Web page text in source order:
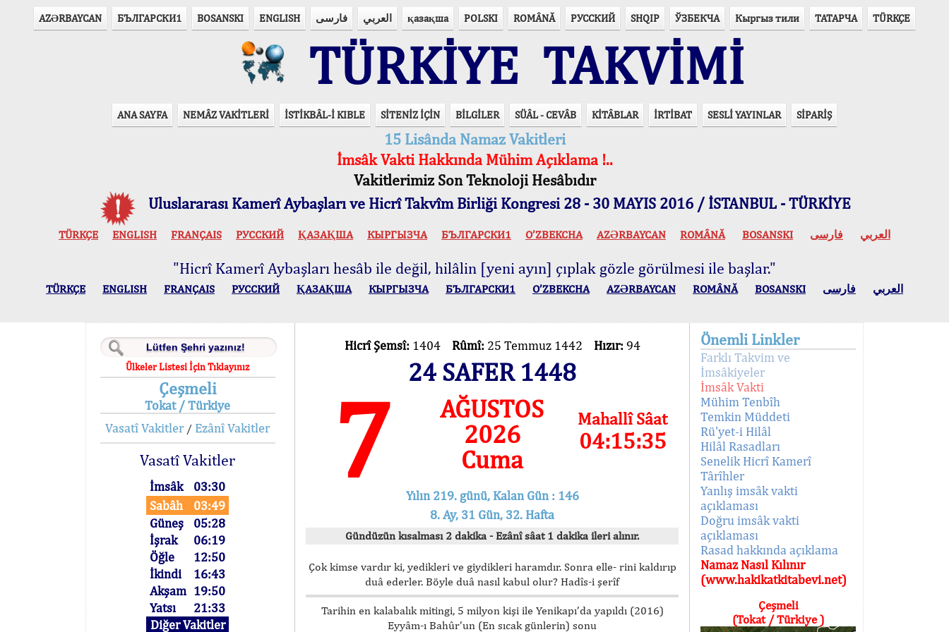
AZӘRBAYCAN БЪЛГАРСКИ1 BOSANSKI ENGLISH فارسی العربي қазақша POLSKI ROMÂNĂ РУССКИЙ SHQIP ЎЗБЕКЧА Кыргыз тили ТАТАРЧА TÜRKÇE
TÜRKİYE TAKVİMİ
ANA SAYFA NEMÂZ VAKİTLERİ İSTİKBÂL-İ KIBLE SİTENİZ İÇİN BİLGİLER SÜÂL - CEVÂB KİTÂBLAR İRTİBAT SESLİ YAYINLAR SİPARİŞ
15 Lisânda Namaz Vakitleri
İmsâk Vakti Hakkında Mühim Açıklama !..
Vakitlerimiz Son Teknoloji Hesâbıdır
Uluslararası Kamerî Aybaşları ve Hicrî Takvîm Birliği Kongresi 28 - 30 MAYIS 2016 / İSTANBUL - TÜRKİYE
TÜRKÇE ENGLISH FRANÇAIS РУССКИЙ ҚАЗАҚША КЫPГЫЗЧA БЪЛГАРСКИ1 O’ZBEKCHA AZӘRBAYCAN ROMÂNĂ BOSANSKI العربي فارسی
"Hicrî Kamerî Aybaşları hesâb ile değil, hilâlin [yeni ayın] çıplak gözle görülmesi ile başlar."
TÜRKÇE ENGLISH FRANÇAIS РУССКИЙ ҚАЗАҚША КЫPГЫЗЧA БЪЛГАРСКИ1 O’ZBEKCHA AZӘRBAYCAN ROMÂNĂ BOSANSKI العربي فارسی
Ülkeler Listesi İçin Tıklayınız
Çeşmeli
Tokat / Türkiye
Vasatî Vakitler/ Ezânî Vakitler
Vasatî Vakitler
İmsâk
03:30
Sabâh
03:49
Güneş
05:28
İşrak
06:19
Öğle
12:50
İkindi
16:43
Akşam 19:50
Yatsı
21:33
Diğer Vakitler
Hicrî Şemsî: 1404 Rûmî: 25 Temmuz 1442 Hızır: 94
24 SAFER 1448
7
AĞUSTOS
2026
Cuma
Mahallî Sâat
04:15:35
Yılın 219. günü, Kalan Gün : 146
8. Ay, 31 Gün, 32. Hafta
Gündüzün kısalması 2 dakika - Ezânî sâat 1 dakika ileri alınır.
Çok kimse vardır ki, yedikleri ve giydikleri haramdır. Sonra elle- rini kaldırıp
duâ ederler. Böyle duâ nasıl kabul olur? Hadîs-i şerîf
Tarihin en kalabalık mitingi, 5 milyon kişi ile Yenikapı’da yapıldı (2016)
Eyyâm-ı Bahûr’un (En sıcak günlerin) sonu
Önemli Linkler
Farklı Takvim ve
İmsâkiyeler
İmsâk Vakti
Mühim Tenbîh
Temkin Müddeti
Rü'yet-i Hilâl
Hilâl Rasadları
Senelik Hicrî Kamerî
Târîhler
Yanlış imsâk vakti
açıklaması
Doğru imsâk vakti
açıklaması
Rasad hakkında açıklama
Namaz Nasıl Kılınır
(www.hakikatkitabevi.net)
Çeşmeli
(Tokat / Türkiye )